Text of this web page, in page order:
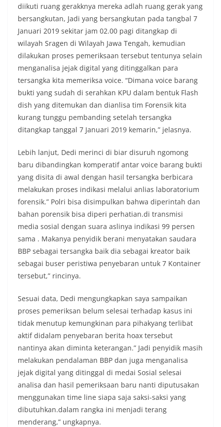
diikuti ruang gerakknya mereka adlah ruang gerak yang
bersangkutan, Jadi yang bersangkutan pada tangbal 7
Januari 2019 sekitar jam 02.00 pagi ditangkap di
wilayah Sragen di Wilayah Jawa Tengah, kemudian
dilakukan proses pemeriksaan tersebut tentunya selain
menganalisa jejak digital yang ditinggalkan para
tersangka kita memeriksa voice. “Dimana voice barang
bukti yang sudah di serahkan KPU dalam bentuk Flash
dish yang ditemukan dan dianlisa tim Forensik kita
kurang tunggu pembanding setelah tersangka
ditangkap tanggal 7 Januari 2019 kemarin,” jelasnya.
Lebih lanjut, Dedi merinci di biar disuruh ngomong
baru dibandingkan komperatif antar voice barang bukti
yang disita di awal dengan hasil tersangka berbicara
melakukan proses indikasi melalui anlias laboratorium
forensik.” Polri bisa disimpulkan bahwa diperintah dan
bahan porensik bisa diperi perhatian.di transmisi
media sosial dengan suara aslinya indikasi 99 persen
sama . Makanya penyidik berani menyatakan saudara
BBP sebagai tersangka baik dia sebagai kreator baik
sebagai buser peristiwa penyebaran untuk 7 Kontainer
tersebut,” rincinya.
Sesuai data, Dedi mengungkapkan saya sampaikan
proses pemeriksan belum selesai terhadap kasus ini
tidak menutup kemungkinan para pihakyang terlibat
aktif didalam penyebaran berita hoax tersebut
nantinya akan diminta keterangan.” Jadi penyidik masih
melakukan pendalaman BBP dan juga menganalisa
jejak digital yang ditinggal di medai Sosial selesai
analisa dan hasil pemeriksaan baru nanti diputusakan
menggunakan time line siapa saja saksi-saksi yang
dibutuhkan.dalam rangka ini menjadi terang
menderang,” ungkapnya.